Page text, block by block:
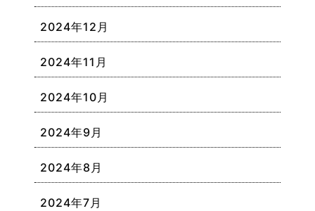
2024年12月
2024年11月
2024年10月
2024年9月
2024年8月
2024年7月